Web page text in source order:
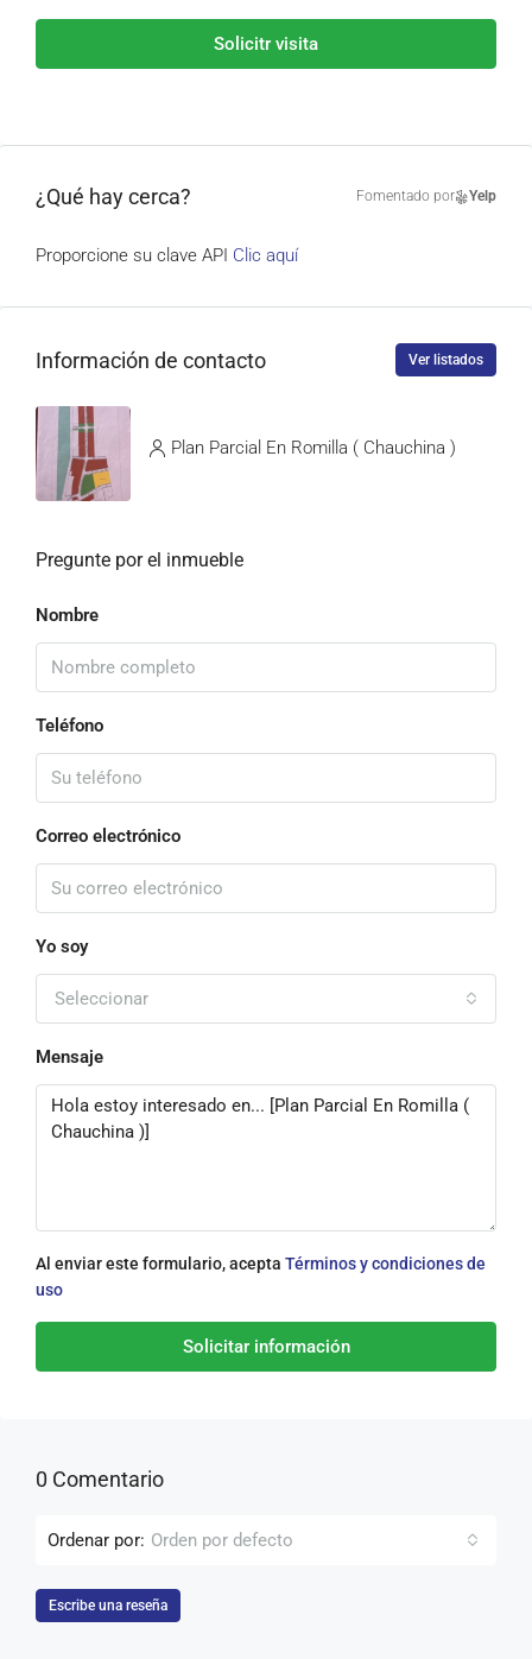
Solicitr visita
¿Qué hay cerca? Fomentado por Yelp
Proporcione su clave API Clic aquí
Información de contacto Ver listados
Plan Parcial En Romilla ( Chauchina )
Pregunte por el inmueble
Nombre
Teléfono
Correo electrónico
Yo soy
Seleccionar
Mensaje
Al enviar este formulario, acepta Términos y condiciones de
uso
Solicitar información
0 Comentario
Ordenar por: Orden por defecto
Escribe una reseña